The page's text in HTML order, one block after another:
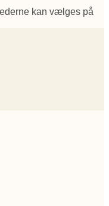
kan vælges på